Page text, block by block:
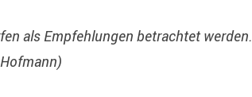
als Empfehlungen betrachtet werden.